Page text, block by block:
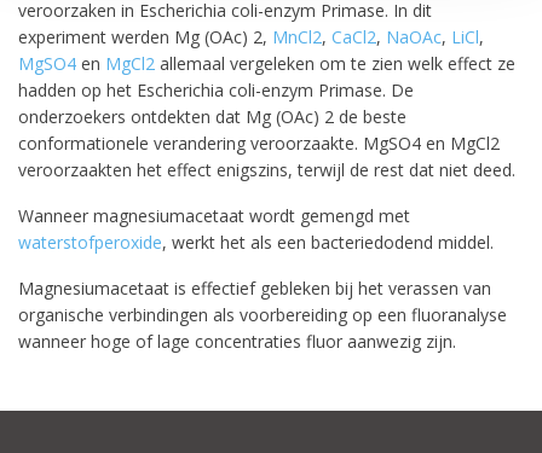
veroorzaken in Escherichia coli-enzym Primase. In dit
experiment werden Mg (OAc) 2, MnCl2, CaCl2, NaOAc, LiCl,
MgSO4 en MgCl2 allemaal vergeleken om te zien welk effect ze
hadden op het Escherichia coli-enzym Primase. De
onderzoekers ontdekten dat Mg (OAc) 2 de beste
conformationele verandering veroorzaakte. MgSO4 en MgCl2
veroorzaakten het effect enigszins, terwijl de rest dat niet deed.
Wanneer magnesiumacetaat wordt gemengd met
waterstofperoxide, werkt het als een bacteriedodend middel.
Magnesiumacetaat is effectief gebleken bij het verassen van
organische verbindingen als voorbereiding op een fluoranalyse
wanneer hoge of lage concentraties fluor aanwezig zijn.